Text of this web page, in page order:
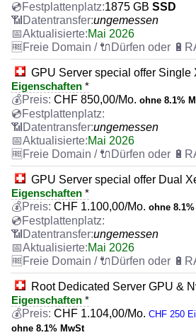
1875 GB SSD
ungemessen
Mai 2026
GPU Server special offer Single
Eigenschaften *
CHF 850,00/Mo. ohne 8.1%
ungemessen
Mai 2026
GPU Server special offer Dual
Eigenschaften *
CHF 1.100,00/Mo. ohne
ungemessen
Mai 2026
Root Dedicated Server GPU &
Eigenschaften *
CHF 1.104,00/Mo. CHF 250
ohne 8.1% MwSt